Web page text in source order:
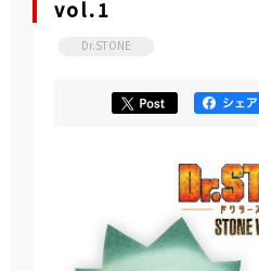
vol.1
Dr.STONE